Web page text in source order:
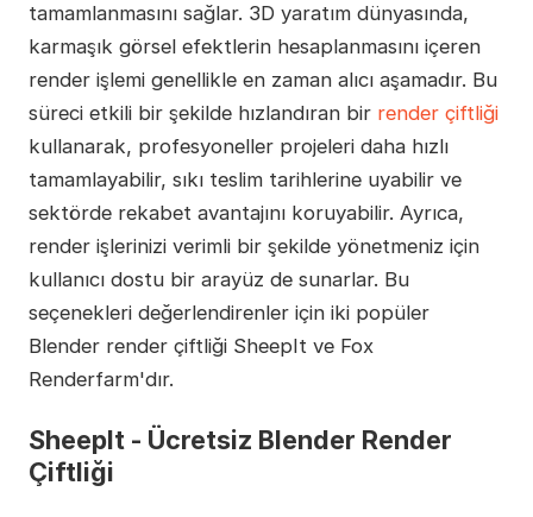
tamamlanmasını sağlar. 3D yaratım dünyasında,
karmaşık görsel efektlerin hesaplanmasını içeren
render işlemi genellikle en zaman alıcı aşamadır. Bu
süreci etkili bir şekilde hızlandıran bir render çiftliği
kullanarak, profesyoneller projeleri daha hızlı
tamamlayabilir, sıkı teslim tarihlerine uyabilir ve
sektörde rekabet avantajını koruyabilir. Ayrıca,
render işlerinizi verimli bir şekilde yönetmeniz için
kullanıcı dostu bir arayüz de sunarlar. Bu
seçenekleri değerlendirenler için iki popüler
Blender render çiftliği SheepIt ve Fox
Renderfarm'dır.
SheepIt - Ücretsiz Blender Render
Çiftliği